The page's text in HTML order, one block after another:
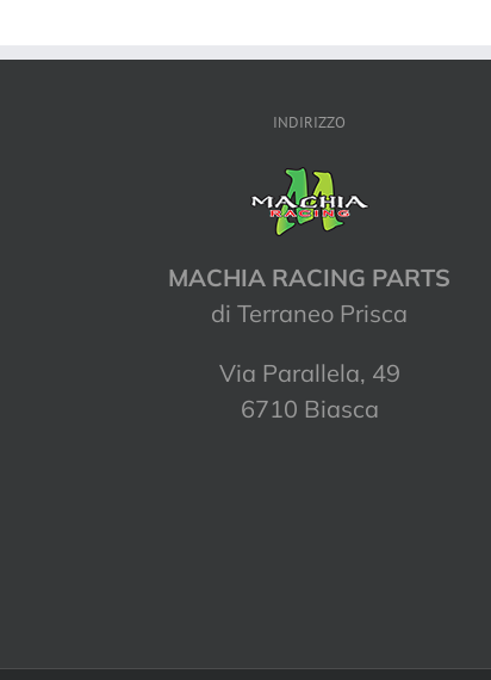
INDIRIZZO
MACHIA RACING PARTS
di Terraneo Prisca
Via Parallela, 49
6710 Biasca